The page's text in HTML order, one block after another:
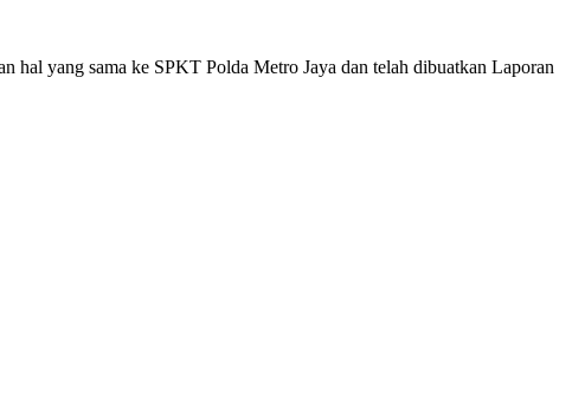
hal yang sama ke SPKT Polda Metro Jaya dan telah dibuatkan Laporan